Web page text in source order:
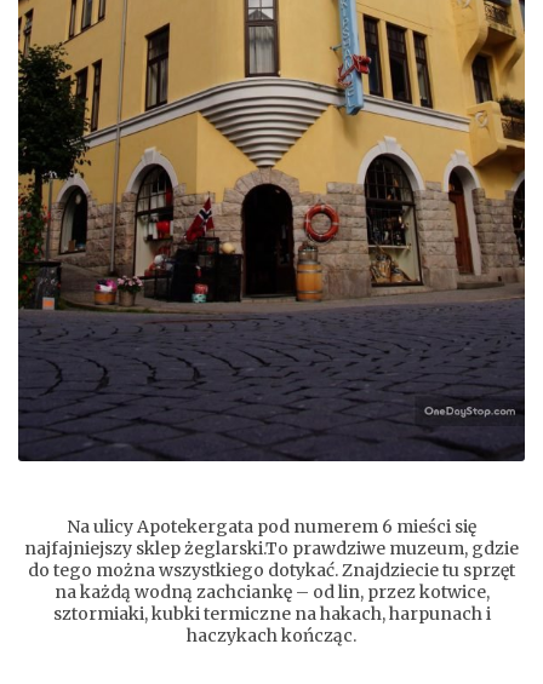
Na ulicy Apotekergata pod numerem 6 mieści się
najfajniejszy sklep żeglarski.To prawdziwe muzeum, gdzie
do tego można wszystkiego dotykać. Znajdziecie tu sprzęt
na każdą wodną zachciankę – od lin, przez kotwice,
sztormiaki, kubki termiczne na hakach, harpunach i
haczykach kończąc.